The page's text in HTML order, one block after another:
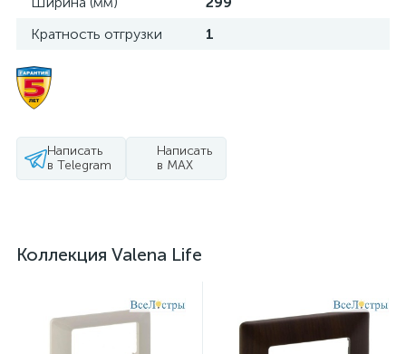
Кратность отгрузки
1
Написать
в Telegram
Написать
в MAX
Коллекция Valena Life